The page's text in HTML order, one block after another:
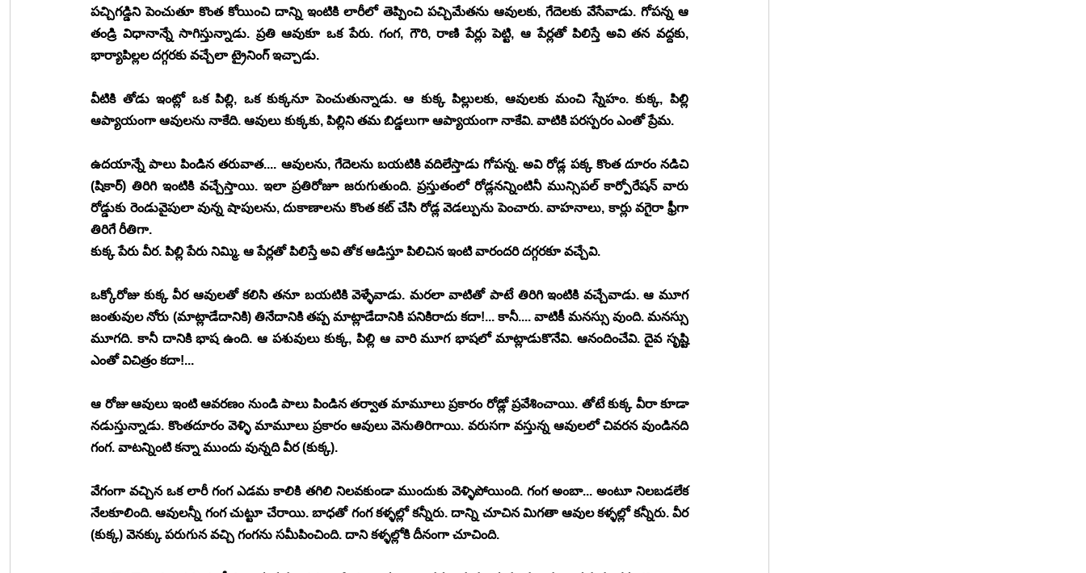
పచ్చిగడ్డిని పెంచుతూ కొంత కోయించి దాన్ని ఇంటికి లారీలో తెప్పించి పచ్చిమేతను ఆవులకు, గేదెలకు వేసేవాడు. గోపన్న ఆ
తండ్రి విధానాన్నే సాగిస్తున్నాడు. ప్రతి ఆవుకూ ఒక పేరు. గంగ, గౌరి, రాణి పేర్లు పెట్టి, ఆ పేర్లతో పిలిస్తే అవి తన వద్దకు,
భార్యాపిల్లల దగ్గరకు వచ్చేలా ట్రైనింగ్ ఇచ్చాడు.
వీటికి తోడు ఇంట్లో ఒక పిల్లి, ఒక కుక్కనూ పెంచుతున్నాడు. ఆ కుక్క పిల్లులకు, ఆవులకు మంచి స్నేహం. కుక్క, పిల్లి
ఆప్యాయంగా ఆవులను నాకేది. ఆవులు కుక్కకు, పిల్లిని తమ బిడ్డలుగా ఆప్యాయంగా నాకేవి. వాటికి పరస్పరం ఎంతో ప్రేమ.
ఉదయాన్నే పాలు పిండిన తరువాత.... ఆవులను, గేదెలను బయటికి వదిలేస్తాడు గోపన్న. అవి రోడ్ల పక్క కొంత దూరం నడిచి
(షికార్) తిరిగి ఇంటికి వచ్చేస్తాయి. ఇలా ప్రతిరోజూ జరుగుతుంది. ప్రస్తుతంలో రోడ్లనన్నింటినీ మున్సిపల్ కార్పోరేషన్ వారు
రోడ్డుకు రెండువైపులా వున్న షాపులను, దుకాణాలను కొంత కట్ చేసి రోడ్ల వెడల్పును పెంచారు. వాహనాలు, కార్లు వగైరా ఫ్రీగా
తిరిగే రీతిగా.
కుక్క పేరు వీర. పిల్లి పేరు నిమ్మి. ఆ పేర్లతో పిలిస్తే అవి తోక ఆడిస్తూ పిలిచిన ఇంటి వారందరి దగ్గరకూ వచ్చేవి.
ఒక్కోరోజు కుక్క వీర ఆవులతో కలిసి తనూ బయటికి వెళ్ళేవాడు. మరలా వాటితో పాటే తిరిగి ఇంటికి వచ్చేవాడు. ఆ మూగ
జంతువుల నోరు (మాట్లాడేదానికి) తినేదానికి తప్ప మాట్లాడేదానికి పనికిరాదు కదా!... కానీ.... వాటికీ మనస్సు వుంది. మనస్సు
మూగది. కానీ దానికి భాష ఉంది. ఆ పశువులు కుక్క, పిల్లి ఆ వారి మూగ భాషలో మాట్లాడుకొనేవి. ఆనందించేవి. దైవ సృష్టి
ఎంతో విచిత్రం కదా!...
ఆ రోజు ఆవులు ఇంటి ఆవరణం నుండి పాలు పిండిన తర్వాత మామూలు ప్రకారం రోడ్లో ప్రవేశించాయి. తోటే కుక్క వీరా కూడా
నడుస్తున్నాడు. కొంతదూరం వెళ్ళి మామూలు ప్రకారం ఆవులు వెనుతిరిగాయి. వరుసగా వస్తున్న ఆవులలో చివరన వుండినది
గంగ. వాటన్నింటి కన్నా ముందు వున్నది వీర (కుక్క).
వేగంగా వచ్చిన ఒక లారీ గంగ ఎడమ కాలికి తగిలి నిలవకుండా ముందుకు వెళ్ళిపోయింది. గంగ అంబా... అంటూ నిలబడలేక
నేలకూలింది. ఆవులన్నీ గంగ చుట్టూ చేరాయి. బాధతో గంగ కళ్ళల్లో కన్నీరు. దాన్ని చూచిన మిగతా ఆవుల కళ్ళల్లో కన్నీరు. వీర
(కుక్క) వెనక్కు పరుగున వచ్చి గంగను సమీపించింది. దాని కళ్ళల్లోకి దీనంగా చూచింది.